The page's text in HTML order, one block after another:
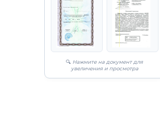
🔍 Нажмите на документ для
увеличения и просмотра